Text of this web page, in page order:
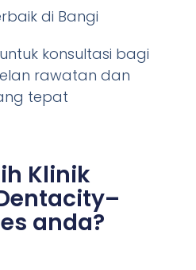
di Bangi
konsultasi bagi
rawatan dan
tepat
Klinik
anda?